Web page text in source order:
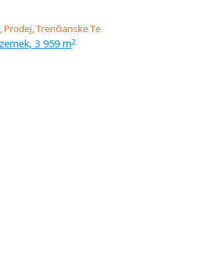
3 959 m2